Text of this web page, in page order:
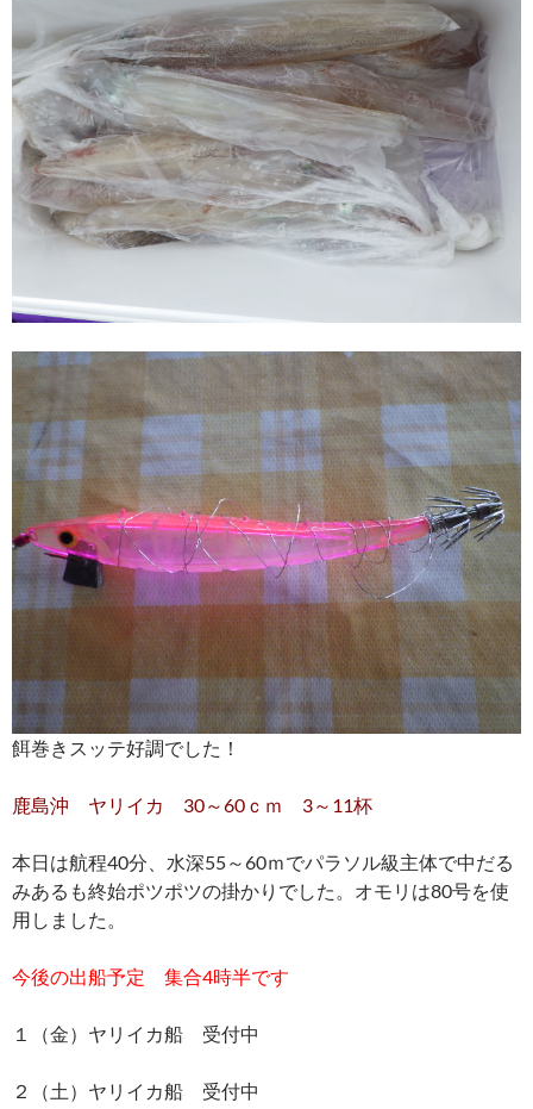
餌巻きスッテ好調でした！
鹿島沖 ヤリイカ 30～60ｃｍ 3～11杯
本日は航程40分、水深55～60ｍでパラソル級主体で中だる
みあるも終始ポツポツの掛かりでした。オモリは80号を使
用しました。
今後の出船予定 集合4時半です
１（金）ヤリイカ船 受付中
２（土）ヤリイカ船 受付中